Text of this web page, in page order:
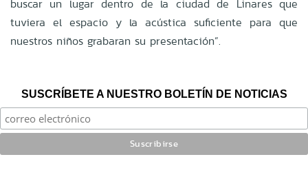
buscar un lugar dentro de la ciudad de Linares que
tuviera el espacio y la acústica suficiente para que
nuestros niños grabaran su presentación”.
SUSCRÍBETE A NUESTRO BOLETÍN DE NOTICIAS